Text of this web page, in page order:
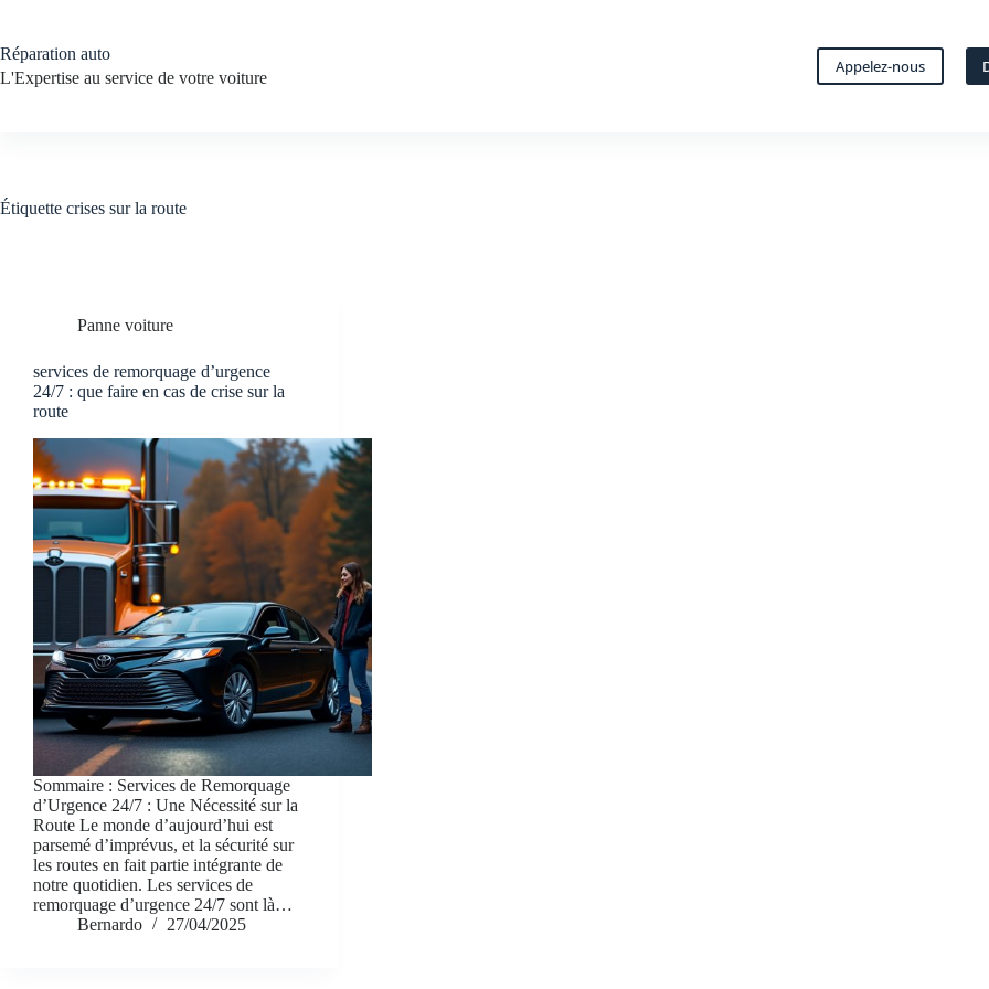
contenu
Réparation auto
L'Expertise au service de votre voiture
Appelez-nous
Étiquette crises sur la route
Panne voiture
services de remorquage d’urgence
24/7 : que faire en cas de crise sur la
route
Sommaire : Services de Remorquage
d’Urgence 24/7 : Une Nécessité sur la
Route Le monde d’aujourd’hui est
parsemé d’imprévus, et la sécurité sur
les routes en fait partie intégrante de
notre quotidien. Les services de
remorquage d’urgence 24/7 sont là…
Bernardo
27/04/2025